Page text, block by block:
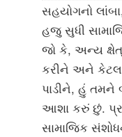
સહયોગનો
હજુ સુધી
જો કે, અન્ય
કરીને અને
પાડીને, હું
આશા કરું છું.
સામાજિક